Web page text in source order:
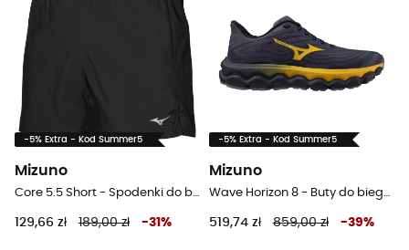
-5% Extra - Kod Summer5
Mizuno
Core 5.5 Short - Spodenki do biegania męskie
129,66 zł 189,00 zł -31 %
-5% Extra - Kod Summer5
Mizuno
Wave Horizon 8 - Buty do biegania meskie
519,74 zł 859,00 zł -39%